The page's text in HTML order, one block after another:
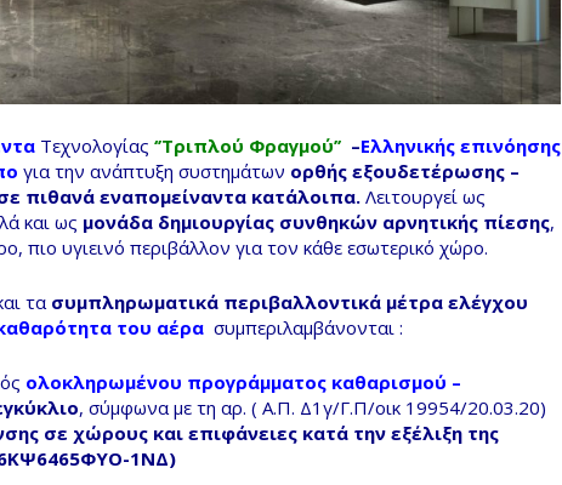
Τεχνολογίας ‘’Τριπλού Φραγμού’’ –Ελληνικής επινόησης
για την ανάπτυξη συστημάτων ορθής εξουδετέρωσης –
πιθανά εναπομείναντα κατάλοιπα. Λειτουργεί ως
και ως μονάδα δημιουργίας συνθηκών αρνητικής πίεσης,
πιο υγιεινό περιβάλλον για τον κάθε εσωτερικό χώρο.
τα συμπληρωματικά περιβαλλοντικά μέτρα ελέγχου
του αέρα συμπεριλαμβάνονται :
ολοκληρωμένου προγράμματος καθαρισμού –
, σύμφωνα με τη αρ. ( Α.Π. Δ1γ/Γ.Π/οικ 19954/20.03.20)
σε χώρους και επιφάνειες κατά την εξέλιξη της
6ΚΨ6465ΦΥΟ-1ΝΔ)